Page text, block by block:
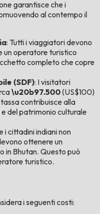
garantisce che i
al contempo il
: Tutti i viaggiatori devono
un operatore turistico
completo che copre
(SDF): I visitatori
\u20b97.500(US$100)
contribuisce alla
del patrimonio culturale
i cittadini indiani non
ottenere un
in Bhutan. Questo può
turistico.
i seguenti costi: